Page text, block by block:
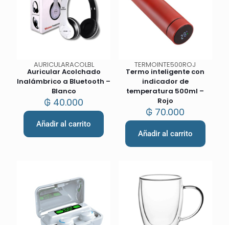
AURICULARACOLBL
Auricular Acolchado
Inalámbrico a Bluetooth –
Blanco
₲ 40.000
Añadir al carrito
TERMOINTE500ROJ
Termo inteligente con
indicador de
temperatura 500ml –
Rojo
₲ 70.000
Añadir al carrito